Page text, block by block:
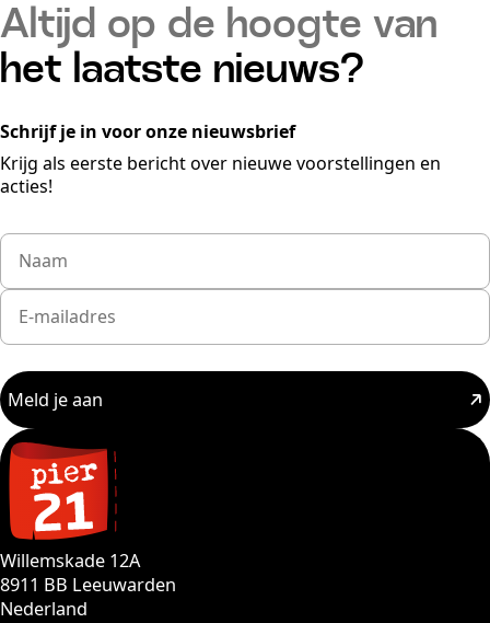
Altijd op de hoogte van
het laatste nieuws?
Schrijf je in voor onze nieuwsbrief
Krijg als eerste bericht over nieuwe voorstellingen en
acties!
Meld je aan
Willemskade 12A
8911 BB Leeuwarden
Nederland